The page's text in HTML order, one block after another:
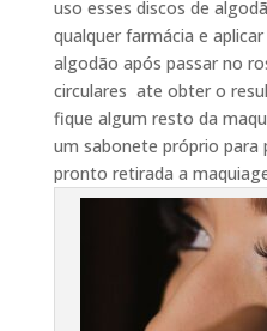
uso esses discos de
qualquer farmácia e
algodão após passar no
circulares ate obter o
fique algum resto da
um sabonete próprio para
pronto retirada a